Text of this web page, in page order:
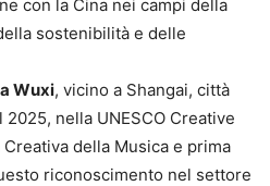
con la Cina nei campi della
sostenibilità e delle
Wuxi, vicino a Shangai, città
nella UNESCO Creative
della Musica e prima
riconoscimento nel settore